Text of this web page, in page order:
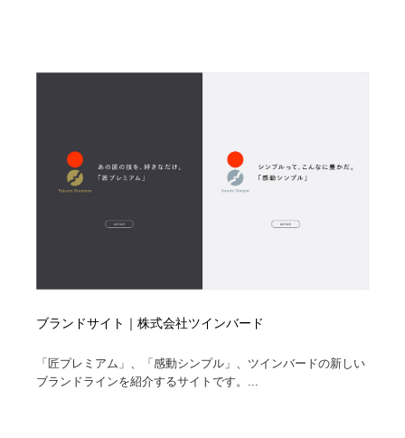
ブランドサイト｜株式会社ツインバード
「匠プレミアム」、「感動シンプル」、ツインバードの新しい
ブランドラインを紹介するサイトです。...